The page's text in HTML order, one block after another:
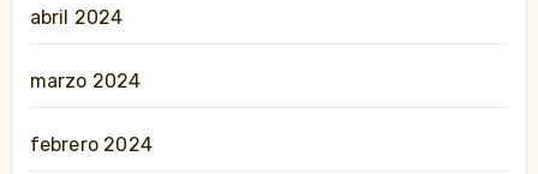
abril 2024
marzo 2024
febrero 2024